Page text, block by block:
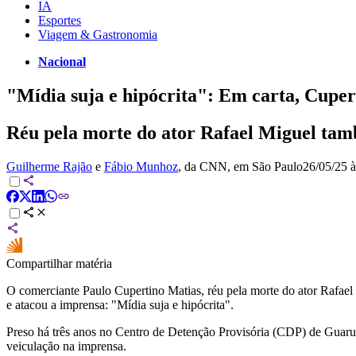
IA
Esportes
Viagem & Gastronomia
Nacional
"Mídia suja e hipócrita": Em carta,
Réu pela morte do ator Rafael Miguel
Guilherme Rajão e Fábio Munhoz, da CNN, em São Paulo26/05/25
Compartilhar matéria
O comerciante Paulo Cupertino Matias, réu pela morte do ator
e atacou a imprensa: "Mídia suja e hipócrita".
Preso há três anos no Centro de Detenção Provisória (CDP) de
veiculação na imprensa.